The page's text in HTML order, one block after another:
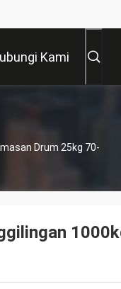
Kami
Drum 25kg 70-